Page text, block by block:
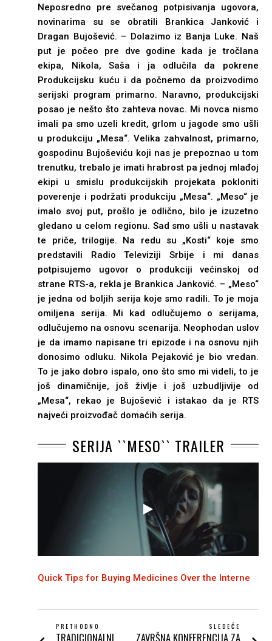
Neposredno pre svečanog potpisivanja ugovora,
novinarima su se obratili Brankica Janković i
Dragan Bujošević. – Dolazimo iz Banja Luke. Naš
put je počeo pre dve godine kada je tročlana
ekipa, Nikola, Saša i ja odlučila da pokrene
Produkcijsku kuću i da počnemo da proizvodimo
serijski program primarno. Naravno, produkcijski
posao je nešto što zahteva novac. Mi novca nismo
imali pa smo uzeli kredit, grlom u jagode smo ušli
u produkciju „Mesa“. Velika zahvalnost, primarno,
gospodinu Bujoševiću koji nas je prepoznao u tom
trenutku, trebalo je imati hrabrost pa jednoj mlađoj
ekipi u smislu produkcijskih projekata pokloniti
poverenje i podržati produkciju „Mesa“. „Meso“ je
imalo svoj put, prošlo je odlično, bilo je izuzetno
gledano u celom regionu. Sad smo ušli u nastavak
te priče, trilogije. Na redu su „Kosti“ koje smo
predstavili Radio Televiziji Srbije i mi danas
potpisujemo ugovor o produkciji većinskoj od
strane RTS-a, rekla je Brankica Janković. – „Meso“
je jedna od boljih serija koje smo radili. To je moja
omiljena serija. Mi kad odlučujemo o serijama,
odlučujemo na osnovu scenarija. Neophodan uslov
je da imamo napisane tri epizode i na osnovu njih
donosimo odluku. Nikola Pejaković je bio vredan.
To je jako dobro ispalo, ono što smo mi videli, to je
još dinamičnije, još življe i još uzbudljivije od
„Mesa“, rekao je Bujošević i istakao da je RTS
najveći proizvođač domaćih serija.
SERIJA ``MESO`` TRAILER
Quick Tips for Buying Medicines Over the Interne
POSTPRETHODNO
Prethodni
TRADICIONALNI
SLEDEĆE
Next
ZAVRŠNA KONFERENCIJA ZA